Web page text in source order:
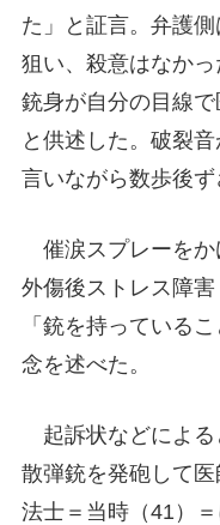
た」と証言。弁護
狙い、殺意はなか
銃身が自分の目線
と供述した。破裂
言いながら数歩後ず
催涙スプレーをか
外傷後ストレス障害
「銃を持っている
念を述べた。
起訴状などによる
散弾銃を発砲して
法士＝当時（41）